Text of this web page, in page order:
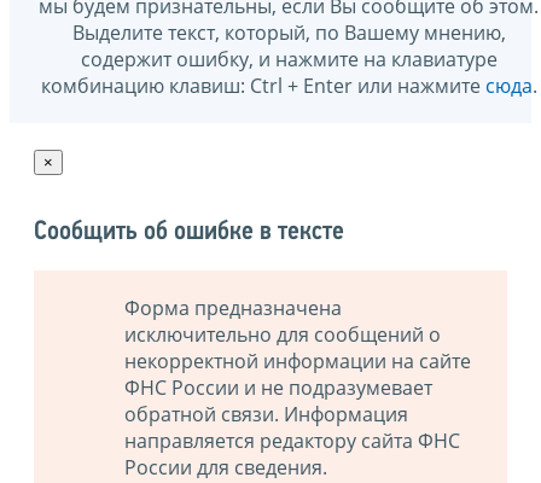
мы будем признательны, если Вы сообщите об этом.
Выделите текст, который, по Вашему мнению,
содержит ошибку, и нажмите на клавиатуре
комбинацию клавиш: Ctrl + Enter или нажмите сюда.
×
Сообщить об ошибке в тексте
Форма предназначена
исключительно для сообщений о
некорректной информации на сайте
ФНС России и не подразумевает
обратной связи. Информация
направляется редактору сайта ФНС
России для сведения.